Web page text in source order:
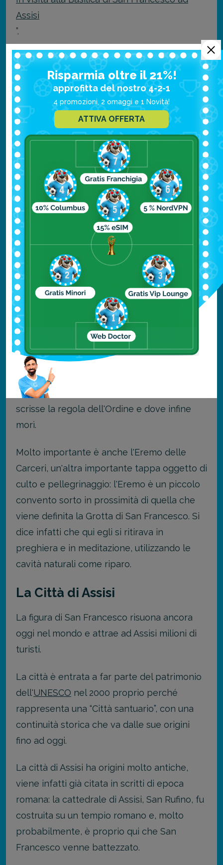
Assisi
”.
Gli altri “Luoghi Francescani”
Patrimonio UNESCO
Oltre alla basilica, si può costruire un vero e
proprio itinerario da realizzare a piedi, in
macchina o anche utilizzando i mezzi
pubblici, per visitare e conoscere tutti i
luoghi dedicati al ricordo del Santo.
Un altro dei “Luoghi Francescani” è il Bosco
di San Francesco, che si trova davanti la
basilica ed è dove San Francesco si ritirava a
pregare.
Un altro dei luoghi più importanti per i
francescani è la Porziuncola, una piccola
chiesetta che si trova all'interno della
Basilica di Santa Maria degli Angeli, che
risale al 500.
La Porziuncola rappresenta infatti il sito
dove Francesco trovò la sua vocazione,
dove si ritirava con i fratelli a pregare, dove
scrisse la regola dell'Ordine e dove infine
morì.
Molto importante è anche l'Eremo delle
Carceri, un'altra importante tappa oggetto di
culto e pellegrinaggio: l'Eremo è un piccolo
convento sorto in prossimità di quella che
viene definita la Grotta di San Francesco. Si
dice infatti che qui egli si ritirava in
preghiera e in meditazione, utilizzando le
cavità naturali come riparo.
La Città di Assisi
La figura di San Francesco risuona ancora
oggi nel mondo e attrae ad Assisi milioni di
turisti.
La città è entrata a far parte del patrimonio
dell'UNESCO nel 2000 proprio perché
rappresenta una “Città santuario”, con una
continuità storica che va dalle sue origini
fino ad oggi.
La città di Assisi ha origini molto antiche,
viene infatti già citata in scritti di epoca
romana: la cattedrale di Assisi, San Rufino, fu
costruita su un tempio romano e, molto
probabilmente, è proprio qui che San
Francesco venne battezzato.
Risparmia oltre il 21%!
approfitta del nostro 4-2-1
4 promozioni, 2 omaggi e 1 Novità!
ATTIVA OFFERTA